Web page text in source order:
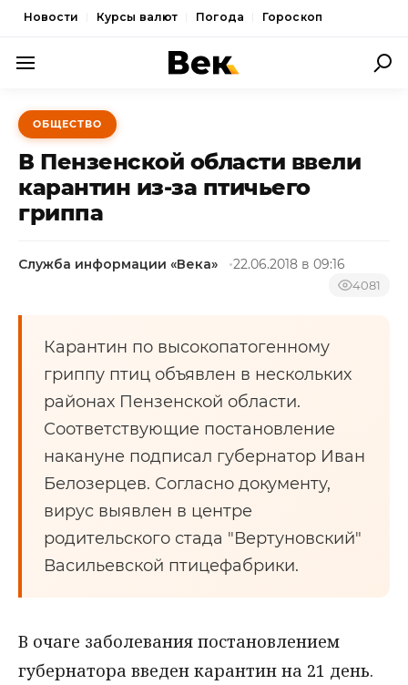
Новости Курсы валют Погода Гороскоп
ПОЛИТИКА
ЭКОНОМИКА
ОБЩЕСТВО
СПОРТ
ОБЩЕСТВО
В Пензенской области ввели
карантин из-за птичьего
гриппа‍
Служба информации «Века» 22.06.2018 в 09:16
4081
Карантин по высокопатогенному
гриппу птиц объявлен в нескольких
районах Пензенской области.
Соответствующие постановление
накануне подписал губернатор Иван
Белозерцев. Согласно документу,
вирус выявлен в центре
родительского стада "Вертуновский"
Васильевской птицефабрики.
В очаге заболевания постановлением
губернатора введен карантин на 21 день.